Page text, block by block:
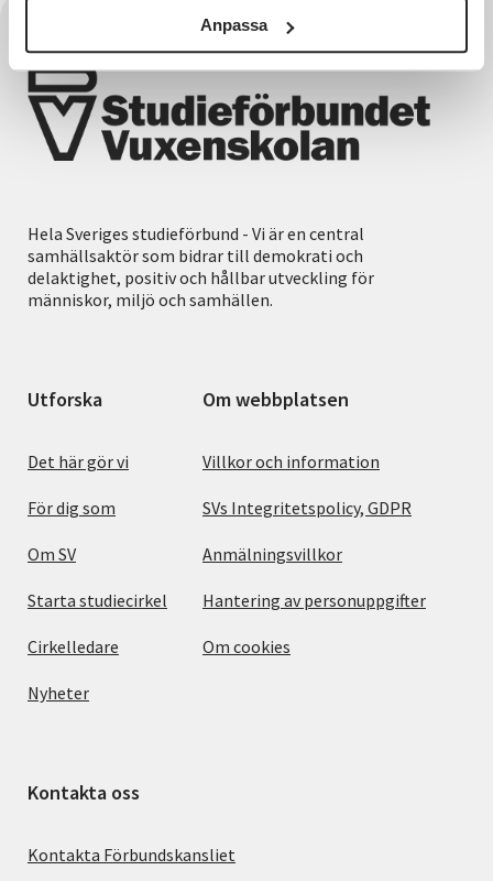
Anpassa
Hela Sveriges studieförbund - Vi är en central
samhällsaktör som bidrar till demokrati och
delaktighet, positiv och hållbar utveckling för
människor, miljö och samhällen.
Utforska
Det här gör vi
För dig som
Om SV
Starta studiecirkel
Cirkelledare
Nyheter
Om webbplatsen
Villkor och information
SVs Integritetspolicy, GDPR
Anmälningsvillkor
Hantering av personuppgifter
Om cookies
Kontakta oss
Kontakta Förbundskansliet